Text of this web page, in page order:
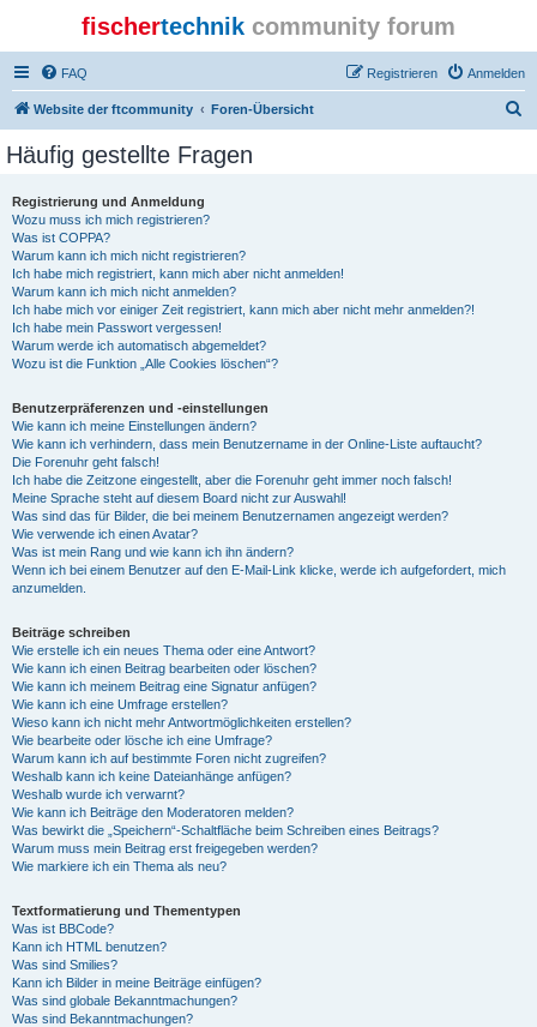
fischertechnik community forum
FAQ Anmelden
Registrieren
Website der ftcommunity Foren-Übersicht
Häufig gestellte Fragen
Registrierung und Anmeldung
Wozu muss ich mich registrieren?
Was ist COPPA?
Warum kann ich mich nicht registrieren?
Ich habe mich registriert, kann mich aber nicht anmelden!
Warum kann ich mich nicht anmelden?
Ich habe mich vor einiger Zeit registriert, kann mich aber nicht mehr anmelden?!
Ich habe mein Passwort vergessen!
Warum werde ich automatisch abgemeldet?
Wozu ist die Funktion „Alle Cookies löschen“?
Benutzerpräferenzen und -einstellungen
Wie kann ich meine Einstellungen ändern?
Wie kann ich verhindern, dass mein Benutzername in der Online-Liste auftaucht?
Die Forenuhr geht falsch!
Ich habe die Zeitzone eingestellt, aber die Forenuhr geht immer noch falsch!
Meine Sprache steht auf diesem Board nicht zur Auswahl!
Was sind das für Bilder, die bei meinem Benutzernamen angezeigt werden?
Wie verwende ich einen Avatar?
Was ist mein Rang und wie kann ich ihn ändern?
Wenn ich bei einem Benutzer auf den E-Mail-Link klicke, werde ich aufgefordert, mich
anzumelden.
Beiträge schreiben
Wie erstelle ich ein neues Thema oder eine Antwort?
Wie kann ich einen Beitrag bearbeiten oder löschen?
Wie kann ich meinem Beitrag eine Signatur anfügen?
Wie kann ich eine Umfrage erstellen?
Wieso kann ich nicht mehr Antwortmöglichkeiten erstellen?
Wie bearbeite oder lösche ich eine Umfrage?
Warum kann ich auf bestimmte Foren nicht zugreifen?
Weshalb kann ich keine Dateianhänge anfügen?
Weshalb wurde ich verwarnt?
Wie kann ich Beiträge den Moderatoren melden?
Was bewirkt die „Speichern“-Schaltfläche beim Schreiben eines Beitrags?
Warum muss mein Beitrag erst freigegeben werden?
Wie markiere ich ein Thema als neu?
Textformatierung und Thementypen
Was ist BBCode?
Kann ich HTML benutzen?
Was sind Smilies?
Kann ich Bilder in meine Beiträge einfügen?
Was sind globale Bekanntmachungen?
Was sind Bekanntmachungen?